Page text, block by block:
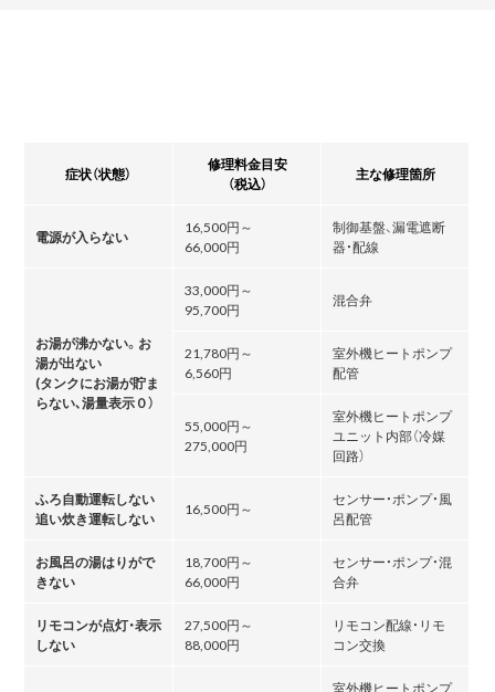
症状（状態）
修理料金目安
（税込）
主な修理箇所
電源が入らない
16,500円～
66,000円
制御基盤、漏電遮断
器・配線
お湯が沸かない。お
湯が出ない
(タンクにお湯が貯ま
らない､湯量表示０）
33,000円～
95,700円
混合弁
21,780円～
6,560円
室外機ヒートポンプ
配管
55,000円～
275,000円
室外機ヒートポンプ
ユニット内部（冷媒
回路）
ふろ自動運転しない
追い炊き運転しない
16,500円～
センサー・ポンプ・風
呂配管
お風呂の湯はりがで
きない
18,700円～
66,000円
センサー・ポンプ・混
合弁
リモコンが点灯・表示
しない
27,500円～
88,000円
リモコン配線・リモ
コン交換
室外機ヒートポンプ